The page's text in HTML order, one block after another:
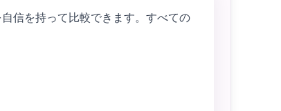
信を持って比較できます。すべての